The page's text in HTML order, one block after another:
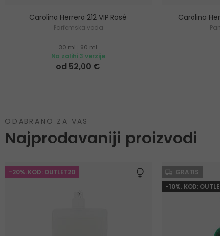
Carolina Herrera 212 VIP Rosé
Parfemska voda
30 ml
80 ml
Na zalihi 3 verzije
od 52,00 €
Carolina
ODABRANO ZA VAS
Najprodavaniji proizvodi
-20%. KOD: OUTLET20
GRATIS
-10%. KOD: